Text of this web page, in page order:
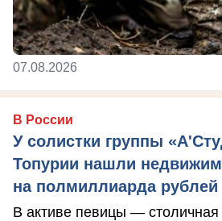
07.08.2026
В России
У солистки группы
Топурии нашли
на полмиллиарда рублей
В активе певицы — столичная